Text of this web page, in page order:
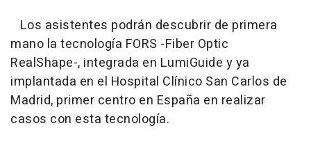
Los asistentes podrán descubrir de primera
mano la tecnología FORS -Fiber Optic
RealShape-, integrada en LumiGuide y ya
implantada en el Hospital Clínico San Carlos de
Madrid, primer centro en España en realizar
casos con esta tecnología.